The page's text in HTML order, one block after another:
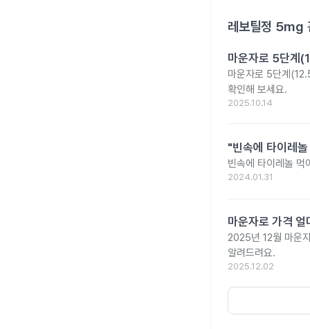
레보틸정 5mg
마운자로 5단계
마운자로 5단계
확인해 보세요.
2025.10.14
"빈속에 타이레
빈속에 타이레놀 먹
2024.01.31
마운자로 가격
2025년 12월 마운
알려드려요.
2025.12.02